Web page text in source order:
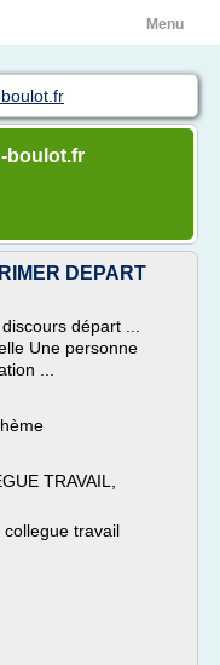
Menu
boulot.fr
DEPART
départ ...
Une personne
...
TRAVAIL,
travail